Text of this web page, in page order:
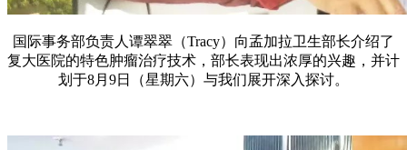
国际事务部负责人谭翠翠（Tracy）向孟加拉卫生部长介绍了
复大医院的特色肿瘤治疗技术，部长表现出浓厚的兴趣，并计
划于8月9日（星期六）与我们展开深入探讨。